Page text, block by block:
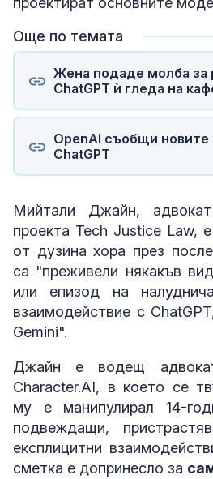
Още по темата
Жена подаде молба за
ChatGPT ѝ гледа на
OpenAI съобщи
ChatGPT
Мийтали Джайн,
проекта Tech Justice Law,
от дузина хора през
са "преживели някакъв вид
или епизод на
взаимодействие с
Gemini".
Джайн е водещ
Character.AI, в което се
му е манипулирал 14-
подвеждащи,
експлицитни
сметка е допринесло за